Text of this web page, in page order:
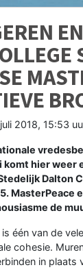
2018, 15:53
komt hier weer
Dalton
MasterPeace
de
één van de
cohesie.
in plaats